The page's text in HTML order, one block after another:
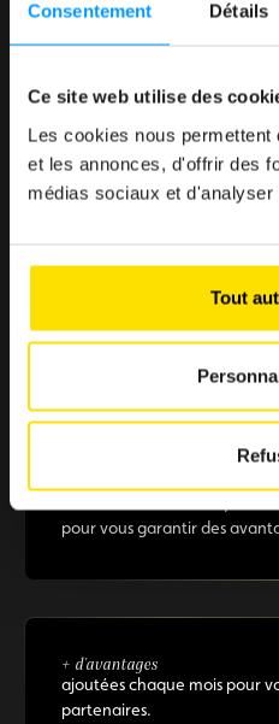
Consentement Détails
Ce site web utilise des
Les cookies nous
et les annonces, d'offrir des
médias sociaux et d'analyser
Tout
Parce que profiter du Club
sans effort.
d’achat
pour vous garantir des
+ d'avantages
ajoutées chaque mois pour
partenaires.